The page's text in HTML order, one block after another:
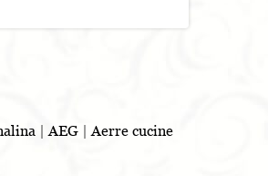
- 1
Игрушка - 1
Бар - 1
| AEG| Aerre cucine